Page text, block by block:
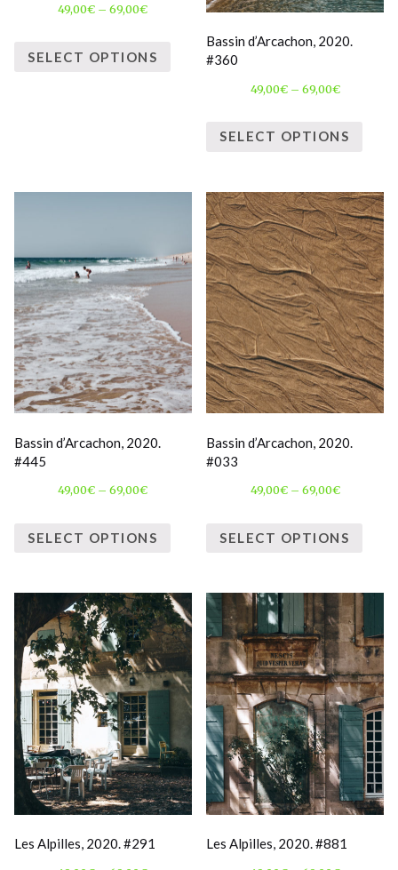
49,00€ –69,00€
SELECT OPTIONS
Bassin d’Arcachon, 2020.
#360
49,00€– 69,00€
SELECT OPTIONS
Bassin d’Arcachon, 2020.
#445
49,00€ –69,00€
SELECT OPTIONS
Bassin d’Arcachon, 2020.
#033
49,00€– 69,00€
SELECT OPTIONS
Les Alpilles, 2020. #291 Les Alpilles, 2020. #881